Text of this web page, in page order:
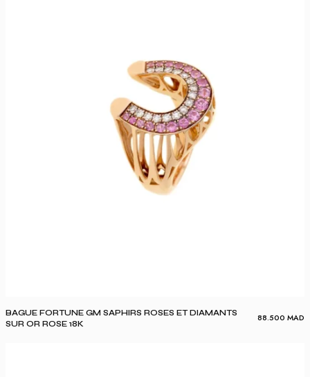
BAGUE FORTUNE GM SAPHIRS ROSES ET DIAMANTS
SUR OR ROSE 18K
88.500 MAD